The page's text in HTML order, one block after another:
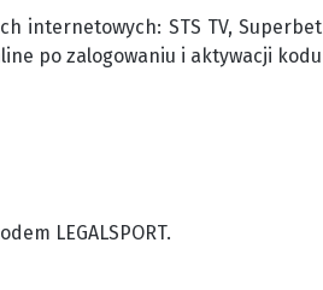
internetowych: STS TV, Superbet
po zalogowaniu i aktywacji kodu
LEGALSPORT.